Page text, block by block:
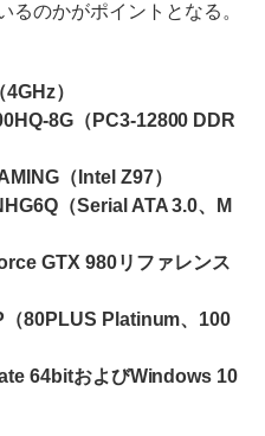
るのかがポイントとなる。
）
8G（PC3-12800 DDR
（Intel Z97）
（Serial ATA 3.0、M
GTX 980リファレンス
80PLUS Platinum、100
64bitおよびWindows 10